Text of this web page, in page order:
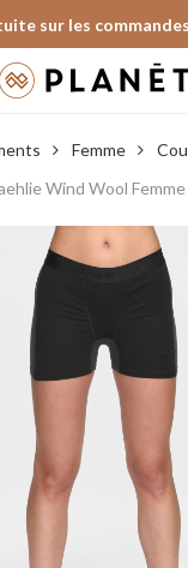
sur les
Femme
Wind Wool